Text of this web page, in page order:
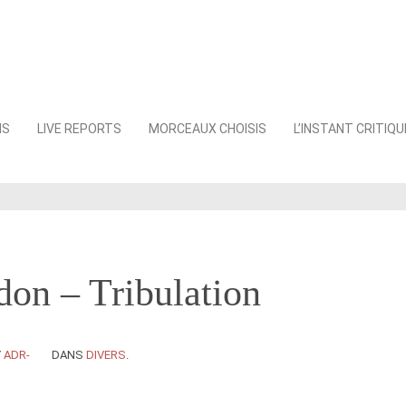
LIVE REPORTS MORCEAUX CHOISIS L’INSTANT
– Tribulation
ADR- DANS DIVERS